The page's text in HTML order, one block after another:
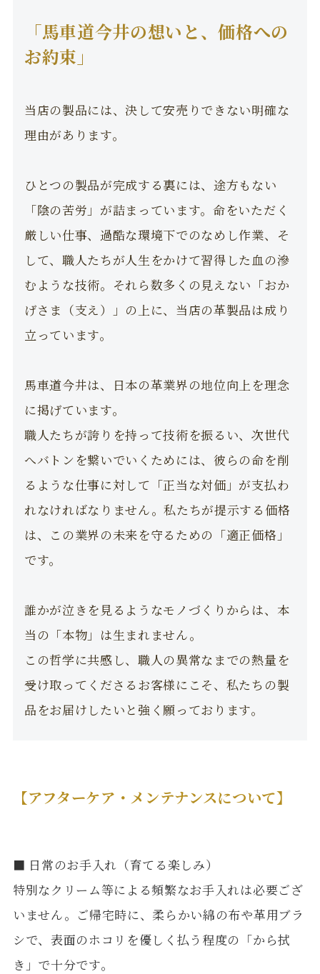
「馬車道今井の想いと、価格への
お約束」
当店の製品には、決して安売りできない明確な
理由があります。
ひとつの製品が完成する裏には、途方もない
「陰の苦労」が詰まっています。命をいただく
厳しい仕事、過酷な環境下でのなめし作業、そ
して、職人たちが人生をかけて習得した血の滲
むような技術。それら数多くの見えない「おか
げさま（支え）」の上に、当店の革製品は成り
立っています。
馬車道今井は、日本の革業界の地位向上を理念
に掲げています。
職人たちが誇りを持って技術を振るい、次世代
へバトンを繋いでいくためには、彼らの命を削
るような仕事に対して「正当な対価」が支払わ
れなければなりません。私たちが提示する価格
は、この業界の未来を守るための「適正価格」
です。
誰かが泣きを見るようなモノづくりからは、本
当の「本物」は生まれません。
この哲学に共感し、職人の異常なまでの熱量を
受け取ってくださるお客様にこそ、私たちの製
品をお届けしたいと強く願っております。
【アフターケア・メンテナンスについて】
■ 日常のお手入れ（育てる楽しみ）
特別なクリーム等による頻繁なお手入れは必要ござ
いません。ご帰宅時に、柔らかい綿の布や革用ブラ
シで、表面のホコリを優しく払う程度の「から拭
き」で十分です。